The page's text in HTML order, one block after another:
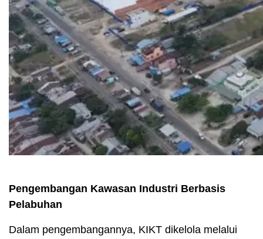
Pengembangan Kawasan Industri Berbasis
Pelabuhan
Dalam pengembangannya, KIKT dikelola melalui